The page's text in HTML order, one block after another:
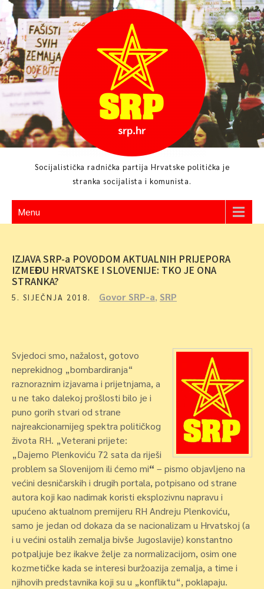
Skip
to
content
Socijalistička radnička partija Hrvatske politička je
stranka socijalista i komunista.
Menu
IZJAVA SRP-a POVODOM AKTUALNIH PRIJEPORA
IZMEĐU HRVATSKE I SLOVENIJE: TKO JE ONA
STRANKA?
5. SIJEČNJA 2018. Govor SRP-a, SRP
Svjedoci smo, nažalost, gotovo
neprekidnog „bombardiranja“
raznoraznim izjavama i prijetnjama, a
u ne tako dalekoj prošlosti bilo je i
puno gorih stvari od strane
najreakcionarnijeg spektra političkog
života RH. „Veterani prijete:
„Dajemo Plenkoviću 72 sata da riješi
problem sa Slovenijom ili ćemo mi“ – pismo objavljeno na
većini desničarskih i drugih portala, potpisano od strane
autora koji kao nadimak koristi eksplozivnu napravu i
upućeno aktualnom premijeru RH Andreju Plenkoviću,
samo je jedan od dokaza da se nacionalizam u Hrvatskoj (a
i u većini ostalih zemalja bivše Jugoslavije) konstantno
potpaljuje bez ikakve želje za normalizacijom, osim one
kozmetičke kada se interesi buržoazija zemalja, a time i
njihovih predstavnika koji su u „konfliktu“, poklapaju.